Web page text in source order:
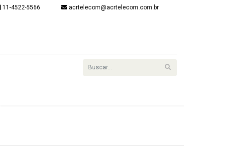
11-4522-5566 acrtelecom@acrtelecom.com.br